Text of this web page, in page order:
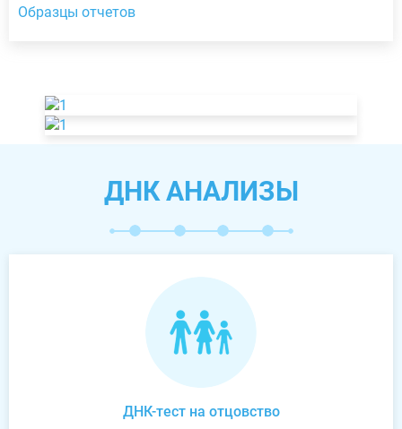
Образцы отчетов
ДНК АНАЛИЗЫ
ДНК-тест на отцовство